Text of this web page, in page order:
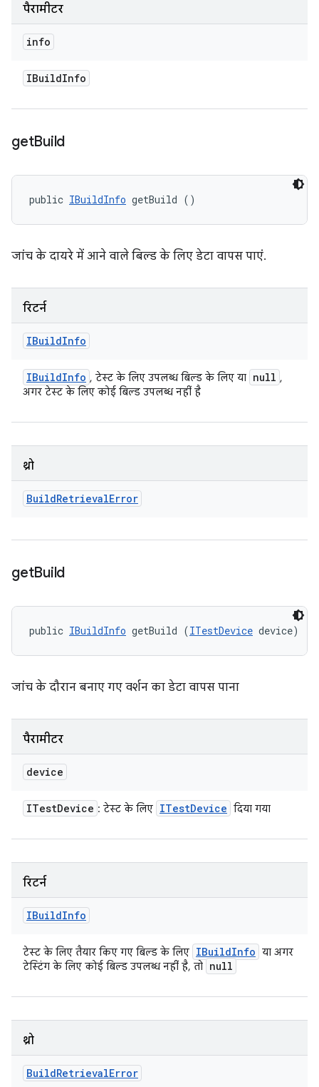
पैरामीटर
info
IBuildInfo
getBuild
public IBuildInfo getBuild ()
जांच के दायरे में आने वाले बिल्ड के लिए डेटा वापस पाएं.
रिटर्न
IBuildInfo
IBuildInfo , टेस्ट के लिए उपलब्ध बिल्ड के लिए या null ,
अगर टेस्ट के लिए कोई बिल्ड उपलब्ध नहीं है
थ्रो
BuildRetrievalError
getBuild
public IBuildInfo getBuild (ITestDevice device)
जांच के दौरान बनाए गए वर्शन का डेटा वापस पाना
पैरामीटर
device
ITestDevice : टेस्ट के लिए ITestDevice दिया गया
रिटर्न
IBuildInfo
टेस्ट के लिए तैयार किए गए बिल्ड के लिए IBuildInfo या अगर
टेस्टिंग के लिए कोई बिल्ड उपलब्ध नहीं है, तो null
थ्रो
BuildRetrievalError